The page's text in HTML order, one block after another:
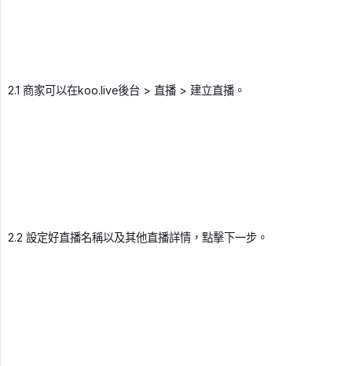
2.1 商家可以在koo.live後台 > 直播 > 建立直播。
2.2 設定好直播名稱以及其他直播詳情，點擊下一步。